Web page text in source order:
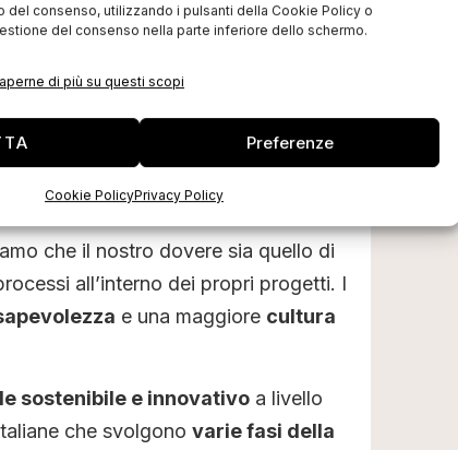
del consenso, utilizzando i pulsanti della Cookie Policy o
del consenso nella parte inferiore dello schermo.
di più su questi scopi
Preferenze
Cookie PolicyPrivacy Policy
giuriacomposta da: Andrea Cavicchi,
Azzone, Direttore IED Moda Milano;
Director IED; Sara Sozzani, Maino
progetto editoriale di Vogue Talents.
che il nostro dovere sia quello di
all’interno dei propri progetti. I
e una maggiore cultura
sostenibile e innovativo a livello
che svolgono varie fasi della